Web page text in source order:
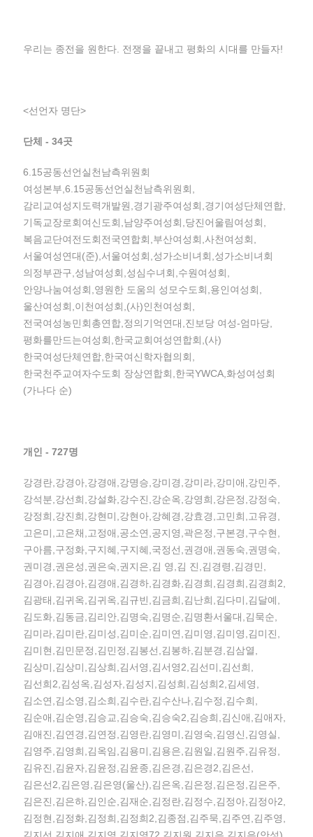
우리는 종전을 원한다. 전쟁을 끝내고 평화의 시대를 만들자!
<선언자 명단>
단체 - 34곳
6.15공동선언실천남측위원회
여성본부,6.15공동선언실천남측위원회,
감리교여성지도력개발원,경기광주여성회,경기여성단체연합,
기독교장로회여신도회,남양주여성회,당진어울림여성회,
복음교단여전도회전국연합회,부산여성회,사천여성회,
서울여성연대(준),서울여성회,성가소비녀회,성가소비녀회
의정부관구,성남여성회,성심수녀회,수원여성회,
안양나눔여성회,영원한 도움의 성모수도회,용인여성회,
울산여성회,이천여성회,(사)인천여성회,
전국여성농민회총연합,정의기억연대,진보당 여성-엄마당,
평화를만드는여성회,한국교회여성연합회,(사)
한국여성단체연합,한국여신학자협의회,
한국천주교여자수도회 장상연합회,한국YWCA,화성여성회
(가나다 순)
개인 - 727명
강경란,강경아,강경애,강명승,강미경,강미라,강미애,강민주,
강석분,강선희,강설화,강수진,강순옥,강영희,강은정,강정숙,
강정희,강진희,강현미,강현아,강혜경,강효경,고민희,고유경,
고은미,고은채,고정애,공소연,공지영,곽은정,구본경,구수현,
구아름,구정화,구지혜,구지혜,국정선,권경애,권동숙,권명숙,
권미경,권은성,권은숙,권지은,김 영,김 진,김경령,김경민,
김경아,김경아,김경애,김경하,김경화,김경희,김경희,김경희2,
김광태,김귀옥,김귀옥,김규빈,김금희,김난희,김다미,김달예,
김도화,김동금,김리안,김명숙,김명순,김명환서울대,김묵순,
김미라,김미란,김미성,김미순,김미연,김미영,김미영,김미진,
김미현,김민문정,김민정,김봉선,김봉하,김분경,김삼열,
김상미,김상미,김상희,김서영,김서영2,김선미,김선희,
김선희2,김성옥,김성자,김성지,김성희,김성희2,김세영,
김소연,김소영,김소희,김수란,김수산나,김수정,김수희,
김순애,김순영,김승교,김승숙,김승숙2,김승희,김신애,김애자,
김애진,김연경,김연정,김영란,김영미,김영숙,김영신,김영실,
김영주,김영희,김옥임,김용미,김용은,김원일,김원주,김유정,
김유진,김윤자,김윤정,김윤종,김은경,김은경2,김은선,
김은선2,김은영,김은영(울산),김은옥,김은정,김은정,김은주,
김은진,김은하,김인순,김재순,김정란,김정수,김정아,김정아2,
김정현,김정화,김정희,김정희2,김종점,김주묵,김주연,김주영,